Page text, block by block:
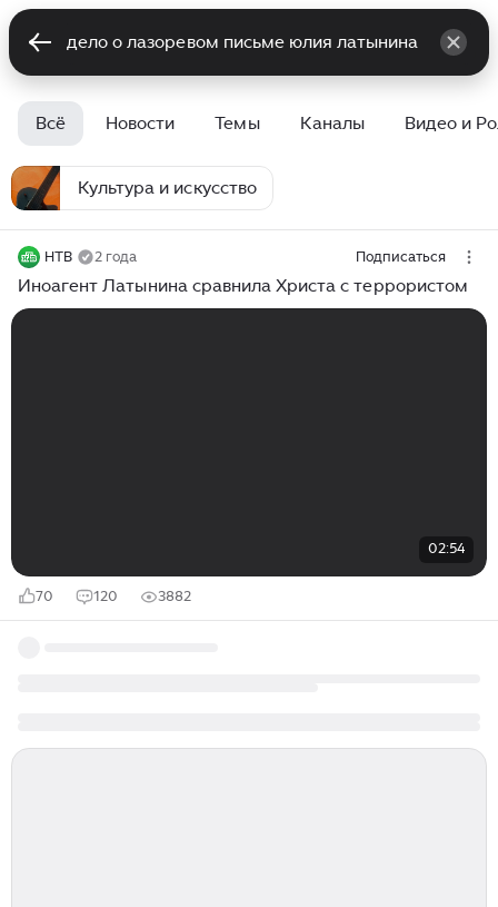
Всё Новости Темы Каналы Видео и
Культура и искусство
НТВ 2 года Подписаться
Иноагент Латынина сравнила Христа с террористом
02:54
70 120 3882